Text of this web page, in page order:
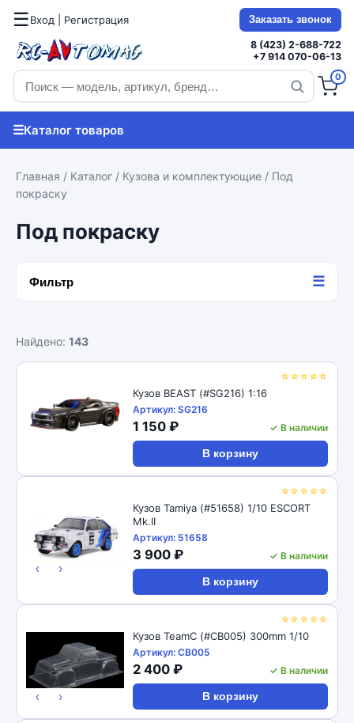
☰Вход | Регистрация Заказать звонок
8 (423) 2-688-722
+7 914 070-06-13
0
☰Каталог товаров
Главная / Каталог / Кузова и комплектующие / Под
покраску
Под покраску
Фильтр ☰
Найдено: 143
☆☆☆☆☆
Кузов BEAST (#SG216) 1:16
Артикул: SG216
1 150 ₽ ✓ В наличии
В корзину
☆☆☆☆☆
‹ ›
Кузов Tamiya (#51658) 1/10 ESCORT
Mk.II
Артикул: 51658
3 900 ₽ ✓ В наличии
В корзину
☆☆☆☆☆
‹ ›
Кузов TeamC (#CB005) 300mm 1/10
Артикул: CB005
2 400 ₽ ✓ В наличии
В корзину